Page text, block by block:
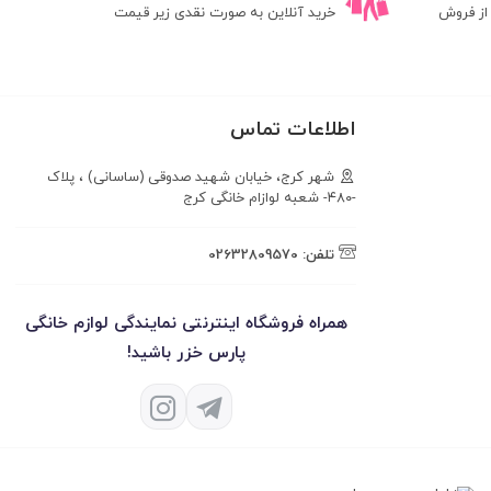
فروش خرید آنلاین به صورت نقدی زیر قیمت
اطلاعات تماس
شهر کرج، خیابان شهید صدوقی (ساسانی) ، پلاک
-۴۸۰- شعبه لوازام خانگی کرج
تلفن: 02632809570
همراه فروشگاه اینترنتی نمایندگی لوازم خانگی
پارس خزر باشید!